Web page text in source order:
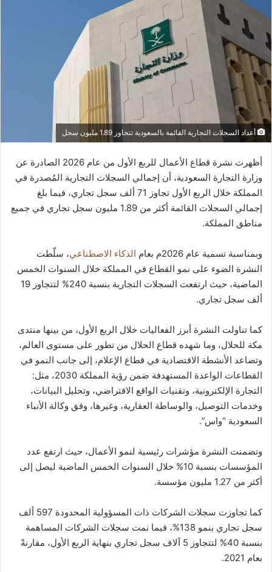
أعداد السجلات التجارية القائمة بالسعودية تتجاوز 1.89 مليون سجل
أظهرت نشرة قطاع الأعمال للربع الأول من عام 2026 الصادرة عن
وزارة التجارة السعودية، أن إجمالي السجلات التجارية المُصدرة في
المملكة خلال الربع الأول تجاوز 71 ألف سجل تجاري، فيما بلغ
إجمالي السجلات القائمة أكثر من 1.89 مليون سجل تجاري في جميع
مناطق المملكة.
وبمناسبة تسمية عام 2026م بعام الذكاء الاصطناعي، سلّطت
النشرة الضوء على نمو القطاع في المملكة خلال السنوات الخمس
الماضية، حيث ارتفعت السجلات التجارية بنسبة 240% لتتجاوز 19
ألف سجل تجاري.
كما تناولت النشرة أبرز الفعاليات خلال الربع الأول، من بينها منتدى
مكة للحلال، وما شهده قطاع الحلال من تطور على مستوى العالم،
وتصاعد الأنشطة الاقتصادية في قطاع الإعلام، إلى جانب النمو في
القطاعات الواعدة المستهدفة ضمن رؤية المملكة 2030، مثل:
التجارة الإلكترونية، وتقنيات الواقع الافتراضي، وتحليل البيانات،
وخدمات التوصيل، والوساطة العقارية، وغيرها، وفق وكالة الأنباء
السعودية “واس”.
وتضمنت النشرة مؤشرات رئيسية لنمو الأعمال، حيث ارتفع عدد
المؤسسات بنسبة 10% خلال السنوات الخمس الماضية ليصل إلى
أكثر من 1.27 مليون مؤسسة.
كما تجاوزت سجلات الشركات ذات المسؤولية المحدودة 597 ألف
سجل تجاري بنمو 138%، فيما نمت سجلات الشركات المساهمة
بنسبة 40% لتتجاوز 5 آلاف سجل تجاري بنهاية الربع الأول، مقارنةً
بعام 2021.